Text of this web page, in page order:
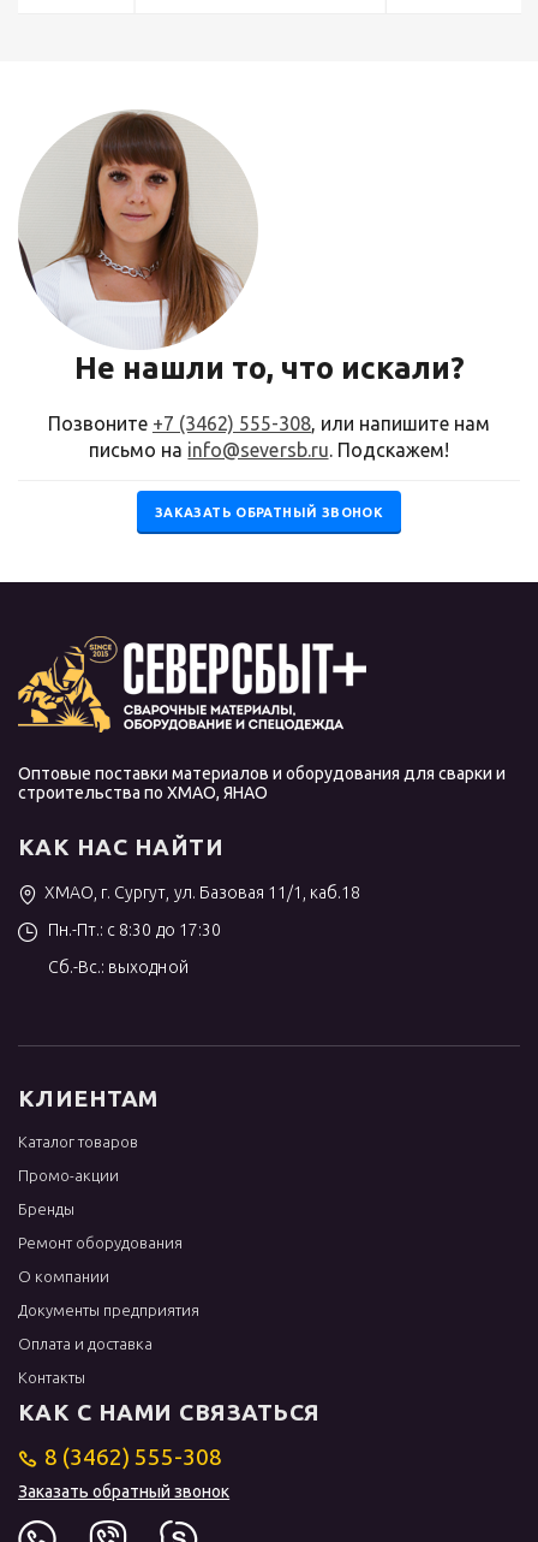
Не нашли то, что искали?
Позвоните +7 (3462) 555-308, или напишите нам
письмо на info@seversb.ru. Подскажем!
ЗАКАЗАТЬ ОБРАТНЫЙ ЗВОНОК
Оптовые поставки материалов и оборудования для сварки и
строительства по ХМАО, ЯНАО
КАК НАС НАЙТИ
ХМАО, г. Сургут, ул. Базовая 11/1, каб.18
Пн.-Пт.: с 8:30 до 17:30
Сб.-Вс.: выходной
КЛИЕНТАМ
Каталог товаров
Промо-акции
Бренды
Ремонт оборудования
О компании
Документы предприятия
Оплата и доставка
Контакты
КАК С НАМИ СВЯЗАТЬСЯ
8 (3462) 555-308
Заказать обратный звонок